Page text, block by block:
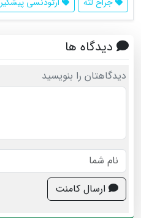
دیدگاه ها
دیدگاهتان را بنویسید
ارسال کامنت